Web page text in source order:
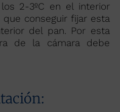
2-3ºC en el interior
conseguir fijar esta
del pan. Por esta
de la cámara debe